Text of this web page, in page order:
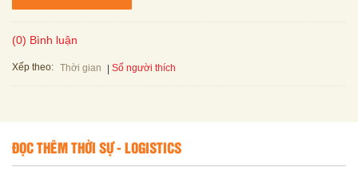
(0) Bình luận
Xếp theo: Thời gian Số người thích
ĐỌC THÊM THỜI SỰ - LOGISTICS